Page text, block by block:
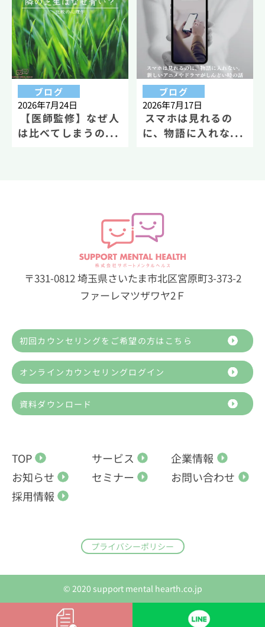
ブログ
2026年7月24日
【医師監修】なぜ人
は比べてしまうの...
ブログ
2026年7月17日
スマホは見れるの
に、物語に入れな...
〒331-0812 埼玉県さいたま市北区宮原町3-373-2
ファーレマツザワヤ2Ｆ
初回カウンセリングをご希望の方はこちら
オンラインカウンセリングログイン
資料ダウンロード
TOP サービス
企業情報
お知らせ
セミナー
お問い合わせ
採用情報
プライバシーポリシー
© 2020 support mental hearth.co.jp